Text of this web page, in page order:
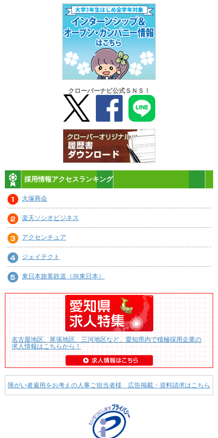
クローバーナビ公式ＳＮＳ！
採用情報アクセスランキング
大塚商会
楽天ソシオビジネス
アクセンチュア
ジェイテクト
東日本旅客鉄道（JR東日本）
名古屋地区、尾張地区、三河地区など、愛知県内で積極採用企業の
求人情報はこちらから！
障がい者雇用をお考えの人事ご担当者様 広告掲載・資料請求はこちら